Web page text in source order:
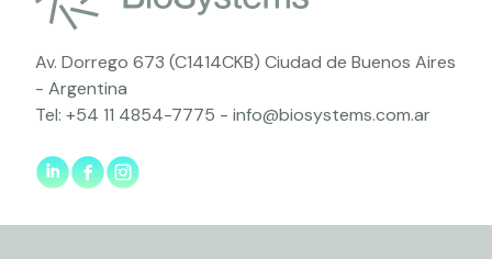
Av. Dorrego 673 (C1414CKB) Ciudad de Buenos Aires
- Argentina
Tel: +54 11 4854-7775 - info@biosystems.com.ar